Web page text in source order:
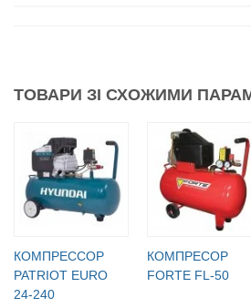
ТОВАРИ ЗІ СХОЖИМИ
КОМПРЕССОР
PATRIOT EURO
24-240
КОМПРЕСОР
FORTE FL-50